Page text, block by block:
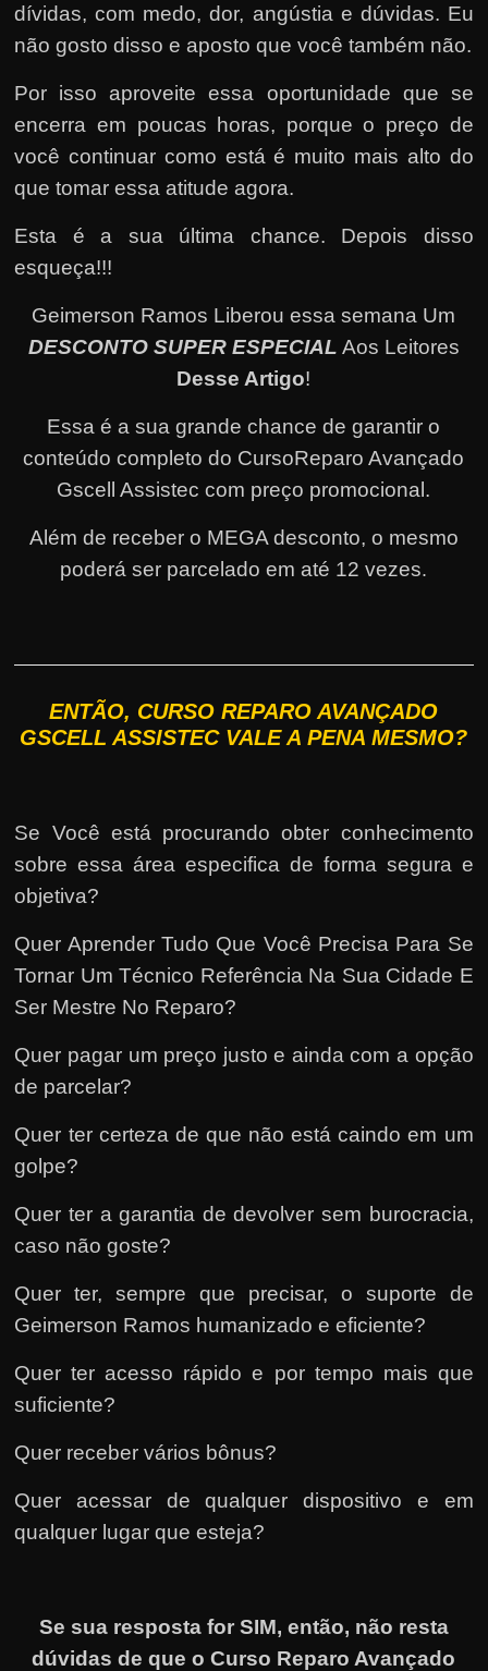
dívidas, com medo, dor, angústia e dúvidas. Eu
não gosto disso e aposto que você também não.
Por isso aproveite essa oportunidade que se
encerra em poucas horas, porque o preço de
você continuar como está é muito mais alto do
que tomar essa atitude agora.
Esta é a sua última chance. Depois disso
esqueça!!!
Geimerson Ramos Liberou essa semana Um
DESCONTO SUPER ESPECIAL Aos Leitores
Desse Artigo!
Essa é a sua grande chance de garantir o
conteúdo completo do CursoReparo Avançado
Gscell Assistec com preço promocional.
Além de receber o MEGA desconto, o mesmo
poderá ser parcelado em até 12 vezes.
ENTÃO, CURSO REPARO AVANÇADO
GSCELL ASSISTEC VALE A PENA MESMO?
Se Você está procurando obter conhecimento
sobre essa área especifica de forma segura e
objetiva?
Quer Aprender Tudo Que Você Precisa Para Se
Tornar Um Técnico Referência Na Sua Cidade E
Ser Mestre No Reparo?
Quer pagar um preço justo e ainda com a opção
de parcelar?
Quer ter certeza de que não está caindo em um
golpe?
Quer ter a garantia de devolver sem burocracia,
caso não goste?
Quer ter, sempre que precisar, o suporte de
Geimerson Ramos humanizado e eficiente?
Quer ter acesso rápido e por tempo mais que
suficiente?
Quer receber vários bônus?
Quer acessar de qualquer dispositivo e em
qualquer lugar que esteja?
Se sua resposta for SIM, então, não resta
dúvidas de que o Curso Reparo Avançado